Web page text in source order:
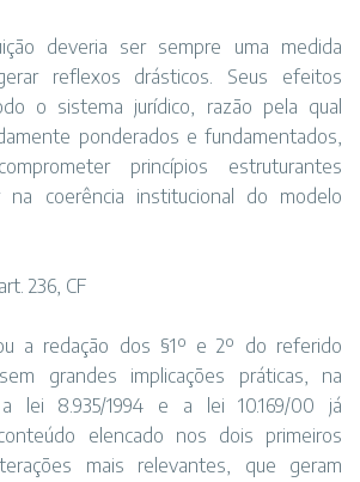
deveria ser sempre uma medida
reflexos drásticos. Seus efeitos
o sistema jurídico, razão pela qual
ponderados e fundamentados,
princípios estruturantes
na coerência institucional do modelo
236, CF
a redação dos §1º e 2º do referido
grandes implicações práticas, na
lei 8.935/1994 e a lei 10.169/00 já
elencado nos dois primeiros
mais relevantes, que geram